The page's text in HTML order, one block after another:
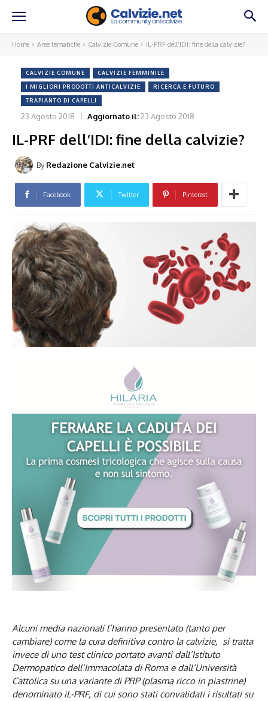
Home Aree tematiche Calvizie Comune IL-PRF dell'IDI: fine della calvizie?
CALVIZIE COMUNE CALVIZIE FEMMINILE
I MIGLIORI PRODOTTI ANTICALVIZIE RICERCA E FUTURO
TRAPIANTO DI CAPELLI
23 Agosto 2018 Aggiornato il:23 Agosto 2018
IL-PRF dell’IDI: fine della calvizie?
By Redazione Calvizie.net
Facebook Twitter Pinterest
Alcuni media nazionali l’hanno presentato (tanto per
cambiare) come la cura definitiva contro la calvizie, si tratta
invece di uno test clinico portato avanti dall’Istituto
Dermopatico dell’Immacolata di Roma e dall’Università
Cattolica su una variante di PRP (plasma ricco in piastrine)
denominato iL-PRF, di cui sono stati convalidati i risultati su